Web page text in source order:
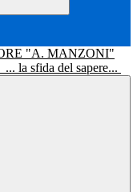
... la sfida del sapere...